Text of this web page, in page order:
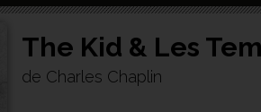
The Kid & Les
de Charles Chaplin